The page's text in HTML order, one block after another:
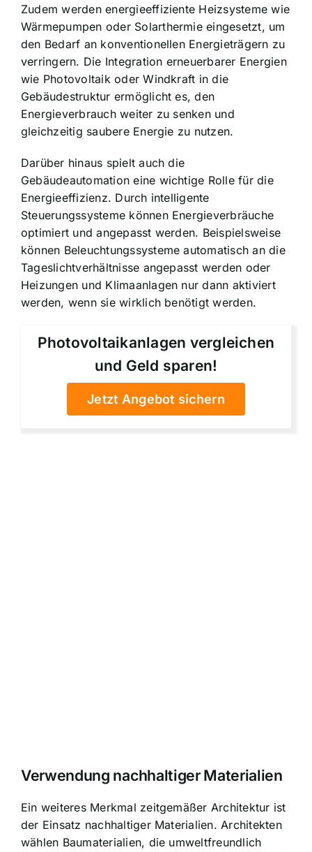
Zudem werden energieeffiziente Heizsysteme wie
Wärmepumpen oder Solarthermie eingesetzt, um
den Bedarf an konventionellen Energieträgern zu
verringern. Die Integration erneuerbarer Energien
wie Photovoltaik oder Windkraft in die
Gebäudestruktur ermöglicht es, den
Energieverbrauch weiter zu senken und
gleichzeitig saubere Energie zu nutzen.
Darüber hinaus spielt auch die
Gebäudeautomation eine wichtige Rolle für die
Energieeffizienz. Durch intelligente
Steuerungssysteme können Energieverbräuche
optimiert und angepasst werden. Beispielsweise
können Beleuchtungssysteme automatisch an die
Tageslichtverhältnisse angepasst werden oder
Heizungen und Klimaanlagen nur dann aktiviert
werden, wenn sie wirklich benötigt werden.
Photovoltaikanlagen vergleichen
und Geld sparen!
Jetzt Angebot sichern
Verwendung nachhaltiger Materialien
Ein weiteres Merkmal zeitgemäßer Architektur ist
der Einsatz nachhaltiger Materialien. Architekten
wählen Baumaterialien, die umweltfreundlich